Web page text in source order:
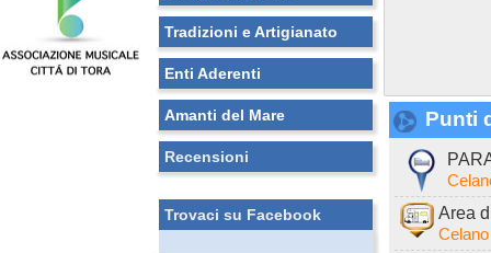
Tradizioni e Artigianato
Enti Aderenti
Amanti del Mare
Recensioni
Trovaci su Facebook
Punti
Area